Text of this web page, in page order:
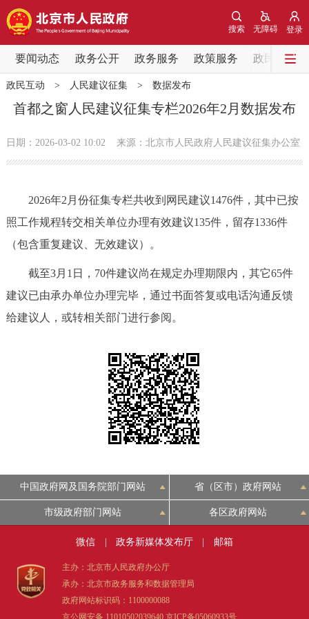
登录
无障碍
搜索
要闻动态 政务公开 政务服务 政策服务 政民互动
要闻动态
党中央精神 国务院信息
政务公开
市领导 机构职能
决策公开 专题公开
法人服务
利企服务
中介服务 阳光政务
政民互动
12345网上接诉即办 我要咨询
参与调查 在线访谈
政民互动 > 人民建议征集> 数据发布
首都之窗人民建议征集专栏2026年2月数据发布
日期：2026-03-02 10:02 来源：北京市人民政府人民建议征集办公室
2026年2月份征集专栏共收到网民建议1476件，其中已按
照工作规程转交相关单位办理有效建议135件，留存1336件
（包含重复建议、无效建议）。
截至3月1日，70件建议尚在规定办理期限内，其它65件
建议已由承办单位办理完毕，通过书面答复或电话沟通反馈
给建议人，或转相关部门进行参阅。
中国政府网及国务院部门网站 省（区市）政府网站
市级政府部门网站 各区政府网站
微信 政务新媒体发布厅 邮箱
主办：北京市人民政府办公厅
承办：北京市政务服务和数据管理局
政府网站标识码：1100000088
京公网安备 11010502039640 京ICP备05060933号